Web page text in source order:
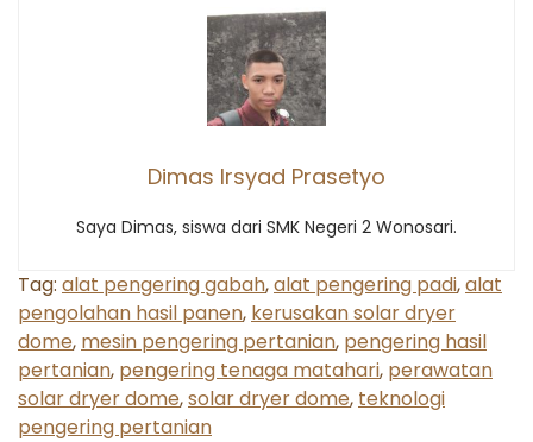
Dimas Irsyad Prasetyo
Saya Dimas, siswa dari SMK Negeri 2 Wonosari.
Tag: alat pengering gabah,alat pengering padi,alat
pengolahan hasil panen, kerusakan solar dryer
dome, mesin pengering pertanian, pengering hasil
pertanian, pengering tenaga matahari, perawatan
solar dryer dome,solar dryer dome, teknologi
pengering pertanian